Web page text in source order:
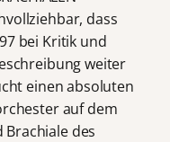
dass
bei Kritik und
weiter
einen absoluten
auf dem
des